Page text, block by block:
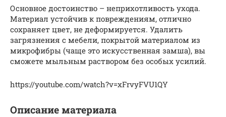
Основное достоинство – неприхотливость ухода.
Материал устойчив к повреждениям, отлично
сохраняет цвет, не деформируется. Удалить
загрязнения с мебели, покрытой материалом из
микрофибры (чаще это искусственная замша), вы
сможете мыльным раствором без особых усилий.
https://youtube.com/watch?v=xFrvyFVU1QY
Описание материала